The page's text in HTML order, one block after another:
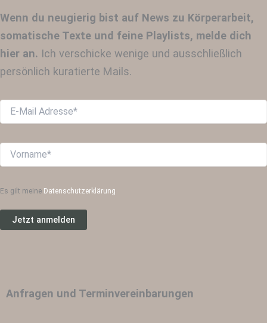
Wenn du neugierig bist auf News zu Körperarbeit,
somatische Texte und feine Playlists, melde dich
hier an. Ich verschicke wenige und ausschließlich
persönlich kuratierte Mails.
Es gilt meine Datenschutzerklärung
Anfragen und Terminvereinbarungen